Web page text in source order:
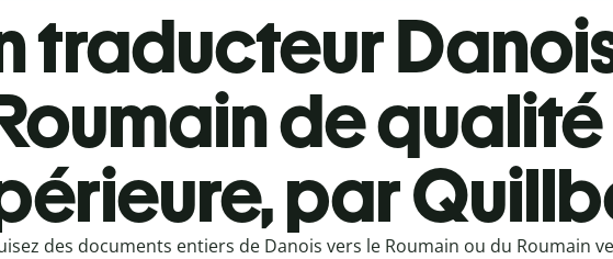
traducteur
de qualité
par
des documents entiers de Danois vers le Roumain ou du Roumain